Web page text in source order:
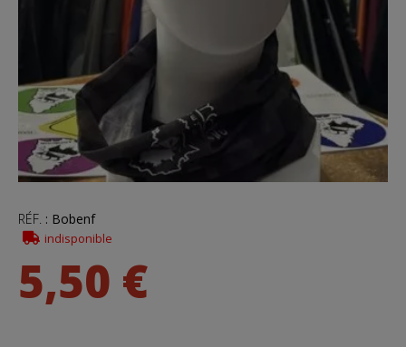
RÉF. : Bobenf
indisponible
5,50 €